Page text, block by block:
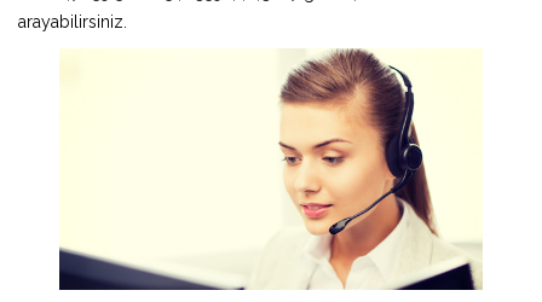
arayabilirsiniz.